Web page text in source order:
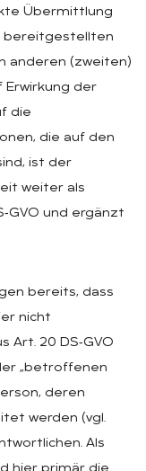
Übermittlung
bereitgestellten
anderen (zweiten)
Erwirkung der
die
die auf den
ist der
weiter als
und ergänzt
bereits, dass
nicht
Art. 20 DS‑GVO
„betroffenen
deren
werden (vgl.
Als